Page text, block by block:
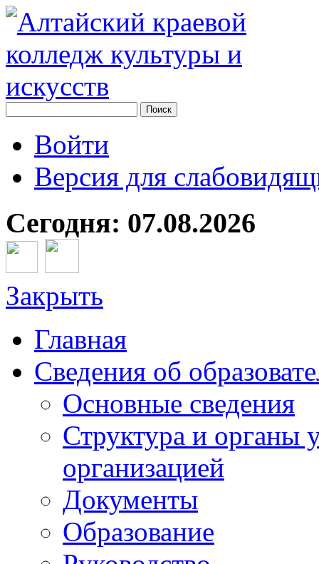
Войти
Версия для
Сегодня: 07.08.2026
Закрыть
Главная
Сведения об
Основные сведения
Структура и органы
организацией
Документы
Образование